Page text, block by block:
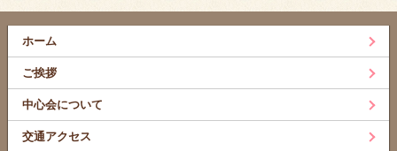
ホーム
ご挨拶
中心会について
交通アクセス